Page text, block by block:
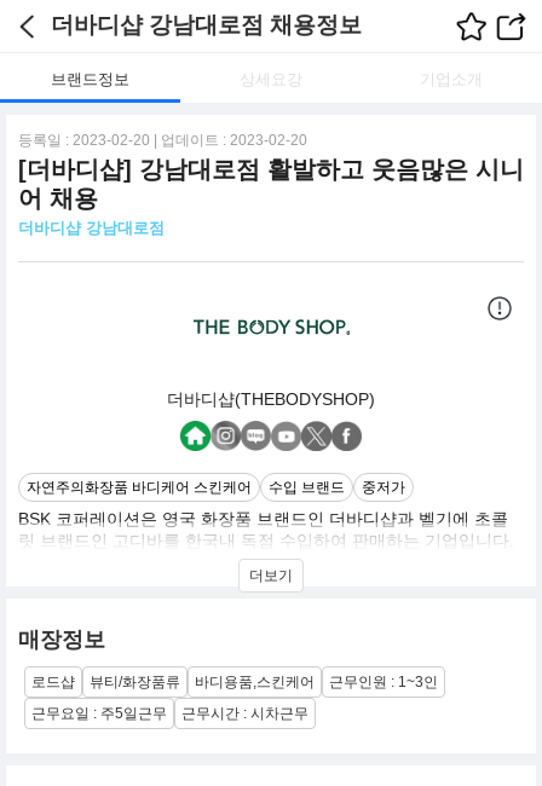
더바디샵 강남대로점 채용정보
브랜드정보 상세요강 기업소개
등록일 : 2023-02-20 | 업데이트 : 2023-02-20
[더바디샵] 강남대로점 활발하고 웃음많은 시니
어 채용
더바디샵 강남대로점
더바디샵(THEBODYSHOP)
자연주의화장품 바디케어 스킨케어 수입 브랜드 중저가
BSK 코퍼레이션은 영국 화장품 브랜드인 더바디샵과 벨기에 초콜
릿 브랜드인 고디바를 한국내 독점 수입하여 판매하는 기업입니다.
더바디샵은 합리적인 가격의 고품질 화장품을 판매하는 브랜드로,
1976년 아니타 로딕 여사에 의해 영국에서 시작되어, 현재 전세계
변화를 위한 캠페인을 펼쳐 나가는 윤리적인 자연주의 브랜드입니
다.
THE BODY SHOP은 모든 화장품을 취급하는 total cosmetic
and입니다.
피부관리에서는 언제나 카운셀링이 가능한 SHOP 입니다.
더보기
매장정보
로드샵 뷰티/화장품류 바디용품,스킨케어
근무인원 : 1~3인
근무요일 : 주5일근무
근무시간 : 시차근무